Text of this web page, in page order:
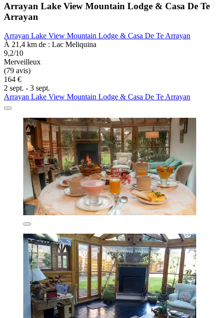
Arrayan Lake View Mountain Lodge & Casa De Te
Arrayan
Arrayan Lake View Mountain Lodge & Casa De Te Arrayan
À 21,4 km de : Lac Meliquina
9,2/10
Merveilleux
(79 avis)
164 €
2 sept. - 3 sept.
Arrayan Lake View Mountain Lodge & Casa De Te Arrayan